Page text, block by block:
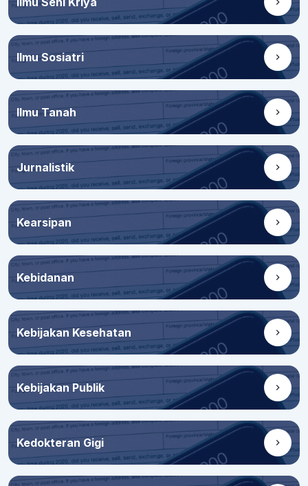
Ilmu Sosiatri
Ilmu Tanah
Jurnalistik
Kearsipan
Kebidanan
Kebijakan Kesehatan
Kebijakan Publik
Kedokteran Gigi